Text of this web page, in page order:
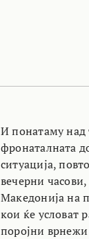
И понатаму над
фронаталната
ситуација,
вечерни
Македонија на
кои ќе условат
поројни